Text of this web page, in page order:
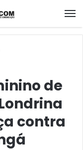
de
contra